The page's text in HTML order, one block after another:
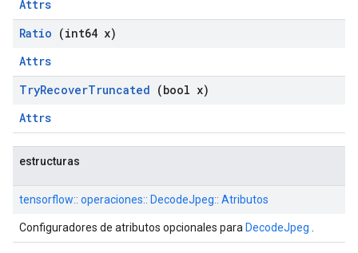
Attrs
Ratio (int64 x)
Attrs
TryRecoverTruncated (bool x)
Attrs
estructuras
tensorflow:: operaciones:: DecodeJpeg:: Atributos
Configuradores de atributos opcionales para DecodeJpeg